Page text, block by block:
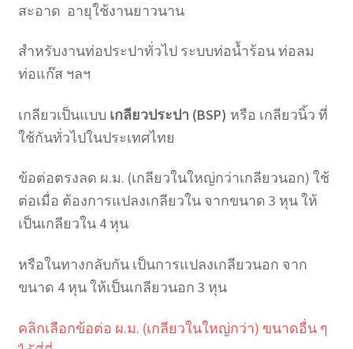
สะอาด อายุใช้งานยาวนาน
สำหรับงานท่อประปาทั่วไป ระบบท่อน้ำร้อน ท่อลม
ท่อแก๊ส ฯลฯ
เกลียวเป็นแบบ เกลียวประปา (BSP) หรือ เกลียวนิ้ว ที่
ใช้กันทั่วไปในประเทศไทย
ข้อต่อตรงลด ผ.ม. (เกลียวในใหญ่กว่าเกลียวนอก) ใช้
ต่อเมื่อ ต้องการแปลงเกลียวใน จากขนาด 3 หุน ให้
เป็นเกลียวใน 4 หุน
หรือในทางกลับกัน เป็นการแปลงเกลียวนอก จาก
ขนาด 4 หุน ให้เป็นเกลียวนอก 3 หุน
คลิกเลือกข้อต่อ ผ.ม. (เกลียวในใหญ่กว่า) ขนาดอื่น ๆ